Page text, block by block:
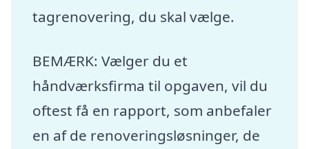
tagrenovering, du skal vælge.
BEMÆRK: Vælger du et
håndværksfirma til opgaven, vil du
oftest få en rapport, som anbefaler
en af de renoveringsløsninger, de